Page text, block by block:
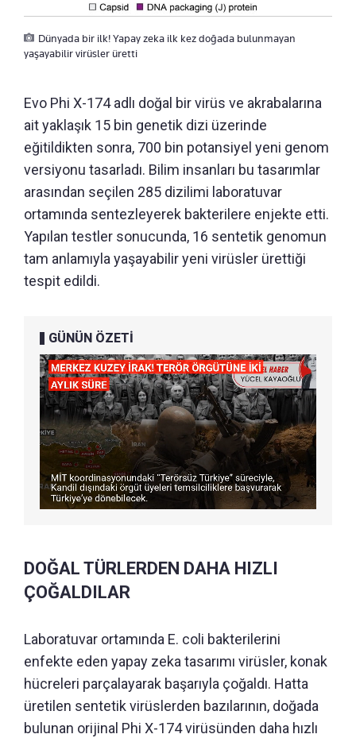
Dünyada bir ilk! Yapay zeka ilk kez doğada bulunmayan
yaşayabilir virüsler üretti
Evo Phi X-174 adlı doğal bir virüs ve akrabalarına
ait yaklaşık 15 bin genetik dizi üzerinde
eğitildikten sonra, 700 bin potansiyel yeni genom
versiyonu tasarladı. Bilim insanları bu tasarımlar
arasından seçilen 285 dizilimi laboratuvar
ortamında sentezleyerek bakterilere enjekte etti.
Yapılan testler sonucunda, 16 sentetik genomun
tam anlamıyla yaşayabilir yeni virüsler ürettiği
tespit edildi.
GÜNÜN ÖZETİ
DOĞAL TÜRLERDEN DAHA HIZLI
ÇOĞALDILAR
Laboratuvar ortamında E. coli bakterilerini
enfekte eden yapay zeka tasarımı virüsler, konak
hücreleri parçalayarak başarıyla çoğaldı. Hatta
üretilen sentetik virüslerden bazılarının, doğada
bulunan orijinal Phi X-174 virüsünden daha hızlı